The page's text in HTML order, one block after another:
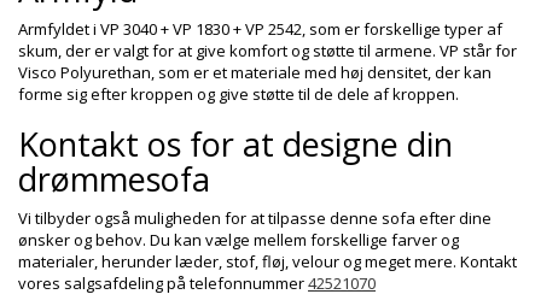
Armfyldet i VP 3040 + VP 1830 + VP 2542, som er forskellige typer af
skum, der er valgt for at give komfort og støtte til armene. VP står for
Visco Polyurethan, som er et materiale med høj densitet, der kan
forme sig efter kroppen og give støtte til de dele af kroppen.
Kontakt os for at designe din
drømmesofa
Vi tilbyder også muligheden for at tilpasse denne sofa efter dine
ønsker og behov. Du kan vælge mellem forskellige farver og
materialer, herunder læder, stof, fløj, velour og meget mere. Kontakt
vores salgsafdeling på telefonnummer42521070